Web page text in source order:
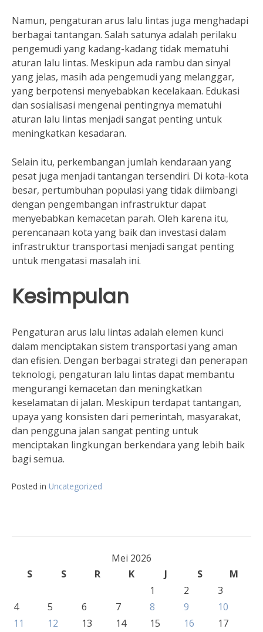
Namun, pengaturan arus lalu lintas juga menghadapi
berbagai tantangan. Salah satunya adalah perilaku
pengemudi yang kadang-kadang tidak mematuhi
aturan lalu lintas. Meskipun ada rambu dan sinyal
yang jelas, masih ada pengemudi yang melanggar,
yang berpotensi menyebabkan kecelakaan. Edukasi
dan sosialisasi mengenai pentingnya mematuhi
aturan lalu lintas menjadi sangat penting untuk
meningkatkan kesadaran.
Selain itu, perkembangan jumlah kendaraan yang
pesat juga menjadi tantangan tersendiri. Di kota-kota
besar, pertumbuhan populasi yang tidak diimbangi
dengan pengembangan infrastruktur dapat
menyebabkan kemacetan parah. Oleh karena itu,
perencanaan kota yang baik dan investasi dalam
infrastruktur transportasi menjadi sangat penting
untuk mengatasi masalah ini.
Kesimpulan
Pengaturan arus lalu lintas adalah elemen kunci
dalam menciptakan sistem transportasi yang aman
dan efisien. Dengan berbagai strategi dan penerapan
teknologi, pengaturan lalu lintas dapat membantu
mengurangi kemacetan dan meningkatkan
keselamatan di jalan. Meskipun terdapat tantangan,
upaya yang konsisten dari pemerintah, masyarakat,
dan pengguna jalan sangat penting untuk
menciptakan lingkungan berkendara yang lebih baik
bagi semua.
Posted in Uncategorized
Mei 2026
S
S R K J S
M
1
2
3
4
5 6 7 8 9
10
11
12 13 14 15 16
17